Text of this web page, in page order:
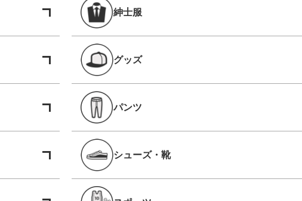
紳士服
グッズ
パンツ
シューズ・靴